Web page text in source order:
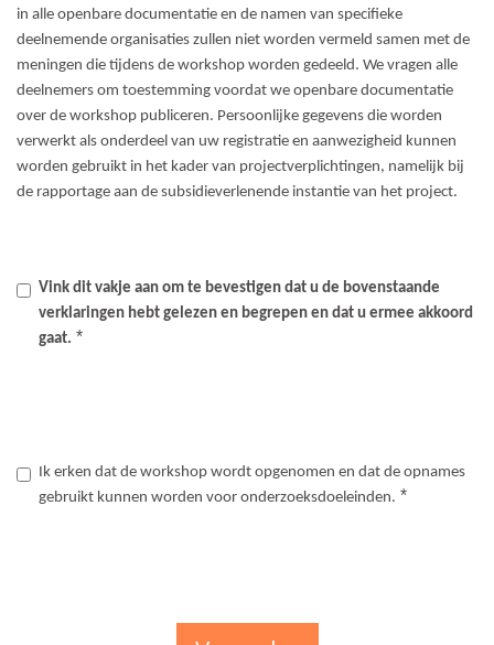
in alle openbare documentatie en de namen van specifieke
deelnemende organisaties zullen niet worden vermeld samen met de
meningen die tijdens de workshop worden gedeeld. We vragen alle
deelnemers om toestemming voordat we openbare documentatie
over de workshop publiceren. Persoonlijke gegevens die worden
verwerkt als onderdeel van uw registratie en aanwezigheid kunnen
worden gebruikt in het kader van projectverplichtingen, namelijk bij
de rapportage aan de subsidieverlenende instantie van het project.
Vink dit vakje aan om te bevestigen dat u de bovenstaande
verklaringen hebt gelezen en begrepen en dat u ermee akkoord
gaat. *
Ik erken dat de workshop wordt opgenomen en dat de opnames
gebruikt kunnen worden voor onderzoeksdoeleinden. *